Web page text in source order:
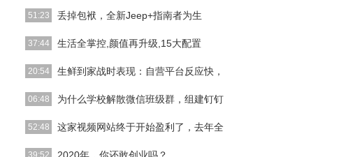
51:23 丢掉包袱，全新Jeep+指南者为生
于工作中，无暇欣赏生活中真正的色彩，让我们对单调且
37:44 生活全掌控,颜值再升级,15大配置
有的人，和别人不一样，他们只过有态度的生活：他们是
20:54 生鲜到家战时表现：自营平台反应快，
但当类似于新型冠状病毒疫情蔓延这样的“战时”到来，以
06:48 为什么学校解散微信班级群，组建钉钉
最近钉钉这个软件站到了风口浪尖。本来只是一款好用的
52:48 这家视频网站终于开始盈利了，去年全
Youtube的广告业务规模接近 facebook 的五分之一，是
39:52